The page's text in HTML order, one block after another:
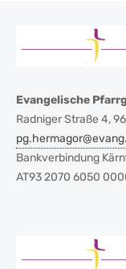
Evangelische
Radniger Straße 4,
Bankverbindung
AT93 2070 6050